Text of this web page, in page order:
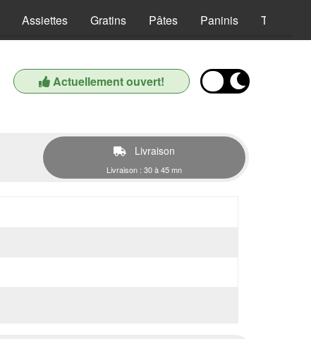
Assiettes Gratins Pâtes Paninis Tex Mex
Actuellement ouvert!
Livraison
Livraison : 30 à 45 mn